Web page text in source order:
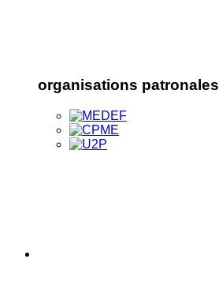
organisations patronales